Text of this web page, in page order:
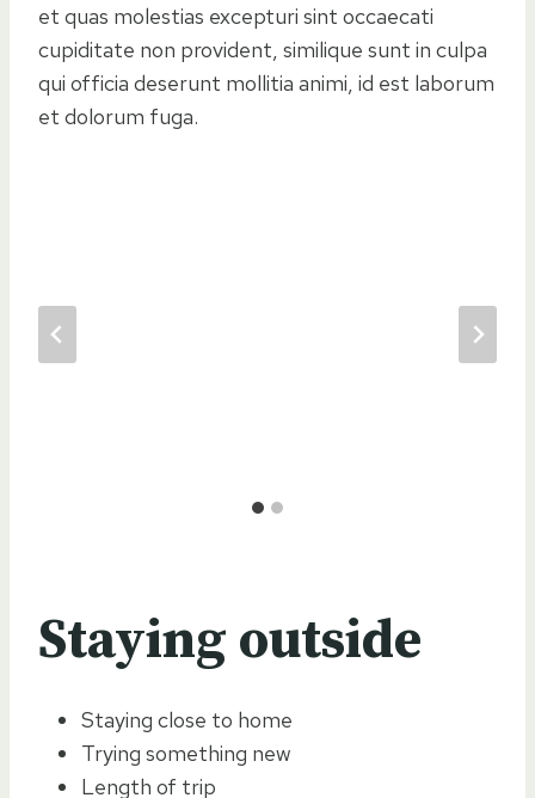
et quas molestias excepturi sint occaecati
cupiditate non provident, similique sunt in culpa
qui officia deserunt mollitia animi, id est laborum
et dolorum fuga.
Staying outside
Staying close to home
Trying something new
Length of trip